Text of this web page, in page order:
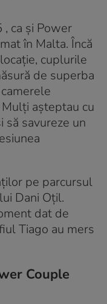
ca și Power
în Malta. Încă
cuplurile
de superba
așteptau cu
să savureze un
pe parcursul
Dani Oțil.
dat de
Tiago au mers
Couple